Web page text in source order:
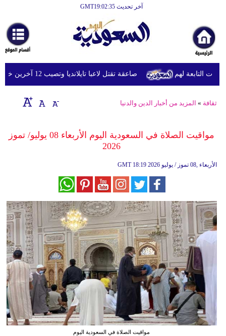
آخر تحديث GMT19:02:35
أخبارعاجلة
رياضة
ثقافة
إقتصاد
وموسيقى
سياحة
وسفر
ديكور
أخبار
إعلام
تعليم
صاعقة تقتل لاعبا تايلانديا وتصيب 12 آخرين خلال مباراة التابعة لهم
ثقافة » المزيد من أخبار الدين والدنيا
مواقيت الصلاة في السعودية اليوم الأربعاء 08 يوليو/ تموز
2026
GMT 18:19 2026 الأربعاء ,08 تموز / يوليو
مواقيت الصلاة في السعودية اليوم